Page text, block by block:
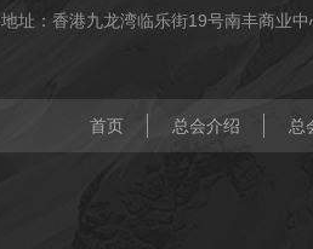
地址：香港九龙湾临乐街19号南丰商业
首页 总会介绍 总